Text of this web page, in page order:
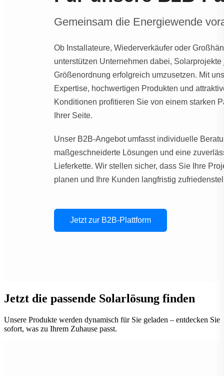
Gemeinsam die Energiewende
Ob Installateure, Wiederverkäufer oder
unterstützen Unternehmen dabei, Solarprojekte
Größenordnung erfolgreich umzusetzen. Mit
Expertise, hochwertigen Produkten und
Konditionen profitieren Sie von einem starken
Ihrer Seite.
Unser B2B-Angebot umfasst individuelle
maßgeschneiderte Lösungen und eine
Lieferkette. Wir stellen sicher, dass Sie Ihre
planen und Ihre Kunden langfristig
Jetzt zur B2B-Plattform
Jetzt die passende Solarlösung finden
Unsere Produkte werden dynamisch für Sie geladen – entdecken Sie
sofort, was zu Ihrem Zuhause passt.